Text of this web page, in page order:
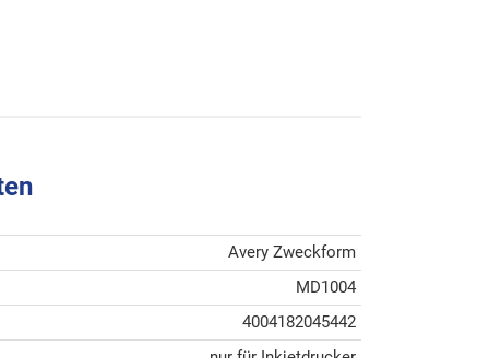
Avery Zweckform
MD1004
4004182045442